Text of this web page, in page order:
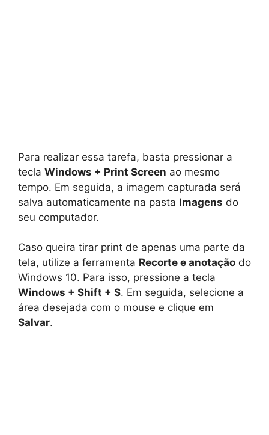
Para realizar essa tarefa, basta pressionar a
tecla Windows + Print Screen ao mesmo
tempo. Em seguida, a imagem capturada será
salva automaticamente na pasta Imagens do
seu computador.
Caso queira tirar print de apenas uma parte da
tela, utilize a ferramenta Recorte e anotação do
Windows 10. Para isso, pressione a tecla
Windows + Shift + S. Em seguida, selecione a
área desejada com o mouse e clique em
Salvar.